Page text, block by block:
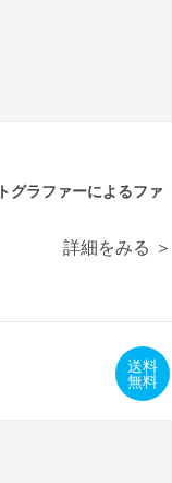
グラファーによるファ
詳細をみる ＞
送料
無料